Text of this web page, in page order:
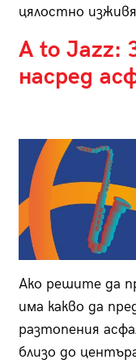
цялостно
A to Jazz:
насред
Ако решите да
има какво да
разтопения
близо до